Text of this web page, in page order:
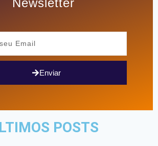
Newsletter
Enviar
POSTS